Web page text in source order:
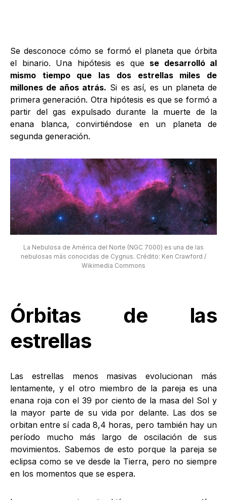
Se desconoce cómo se formó el planeta que órbita
el binario. Una hipótesis es que se desarrolló al
mismo tiempo que las dos estrellas miles de
millones de años atrás. Si es así, es un planeta de
primera generación. Otra hipótesis es que se formó a
partir del gas expulsado durante la muerte de la
enana blanca, convirtiéndose en un planeta de
segunda generación.
La Nebulosa de América del Norte (NGC 7000) es una de las
nebulosas más conocidas de Cygnus. Crédito: Ken Crawford /
Wikimedia Commons
Órbitas de las
estrellas
Las estrellas menos masivas evolucionan más
lentamente, y el otro miembro de la pareja es una
enana roja con el 39 por ciento de la masa del Sol y
la mayor parte de su vida por delante. Las dos se
orbitan entre sí cada 8,4 horas, pero también hay un
período mucho más largo de oscilación de sus
movimientos. Sabemos de esto porque la pareja se
eclipsa como se ve desde la Tierra, pero no siempre
en los momentos que se espera.